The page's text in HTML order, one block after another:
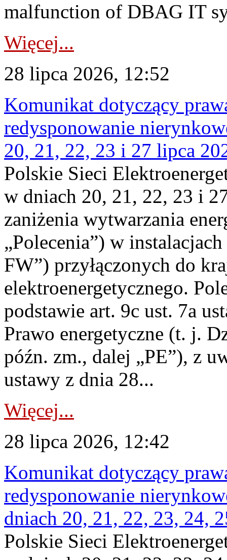
malfunction of DBAG IT
Więcej...
28 lipca 2026, 12:52
Komunikat dotyczący
redysponowanie
20, 21, 22, 23 i 27 lipca
Polskie Sieci
w dniach 20, 21, 22, 23 i
zaniżenia wytwarzania
„Polecenia”) w
FW”) przyłączonych do
elektroenergetycznego.
podstawie art. 9c ust. 7a
Prawo energetyczne (t. j.
późn. zm., dalej „PE”), z
ustawy z dnia 28...
Więcej...
28 lipca 2026, 12:42
Komunikat dotyczący
redysponowanie
dniach 20, 21, 22, 23, 24,
Polskie Sieci